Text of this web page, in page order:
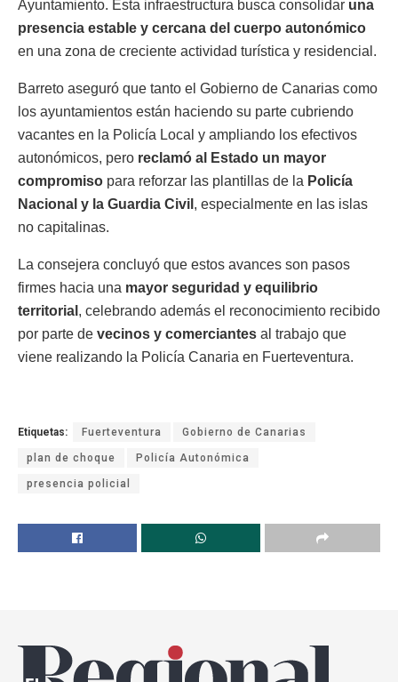
Ayuntamiento. Esta infraestructura busca consolidar una
presencia estable y cercana del cuerpo autonómico
en una zona de creciente actividad turística y residencial.
Barreto aseguró que tanto el Gobierno de Canarias como
los ayuntamientos están haciendo su parte cubriendo
vacantes en la Policía Local y ampliando los efectivos
autonómicos, pero reclamó al Estado un mayor
compromiso para reforzar las plantillas de la Policía
Nacional y la Guardia Civil , especialmente en las islas
no capitalinas.
La consejera concluyó que estos avances son pasos
firmes hacia una mayor seguridad y equilibrio
territorial , celebrando además el reconocimiento recibido
por parte de vecinos y comerciantes al trabajo que
viene realizando la Policía Canaria en Fuerteventura.
Etiquetas: Fuerteventura Gobierno de Canarias
plan de choque Policía Autonómica
presencia policial